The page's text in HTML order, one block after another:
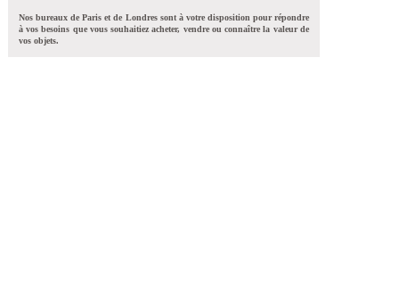
Nos bureaux de Paris et de Londres sont à votre disposition pour répondre
à vos besoins que vous souhaitiez acheter, vendre ou connaître la valeur de
vos objets.